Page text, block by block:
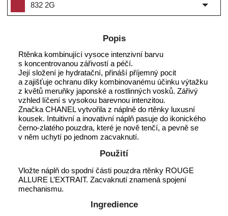
832 2G
Popis
Rtěnka kombinující vysoce intenzivní barvu
s koncentrovanou zářivostí a péčí.
Její složení je hydratační, přináší příjemný pocit
a zajišťuje ochranu díky kombinovanému účinku výtažku
z květů meruňky japonské a rostlinných vosků. Zářivý
vzhled líčení s vysokou barevnou intenzitou.
Značka CHANEL vytvořila z náplně do rtěnky luxusní
kousek. Intuitivní a inovativní náplň pasuje do ikonického
černo-zlatého pouzdra, které je nově tenčí, a pevně se
v něm uchytí po jednom zacvaknutí.
Použití
Vložte náplň do spodní části pouzdra rtěnky ROUGE
ALLURE L’EXTRAIT. Zacvaknutí znamená spojení
mechanismu.
Ingredience